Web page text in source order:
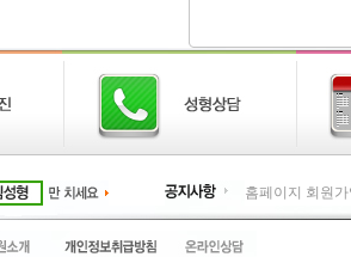
홈페이지 회원